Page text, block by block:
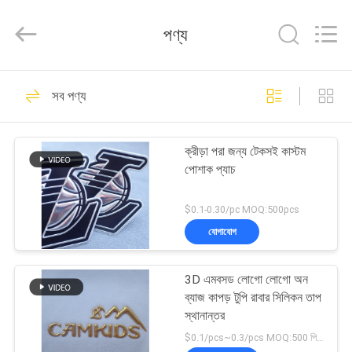
পণ্য
আমাদের
সম্পর্কে
কারখানা
ভ্রমণ
Accessories
Co.,Ltd.
Reserved.
পোশাক ট্যাগ লেবেল
38
স্ক্রিন প্রিন্টিং পোশাক লেবেল
37
পণ্য
সব পণ্য
ক্রীড়া পরা জন্য টেকসই কাস্টম
পোশাক প্যাচ
$0.1-0.30/pc MOQ:500pcs
যোগাযোগ
3D এমবসড লোগো লোগো অন
ব্যাজ কাপড় টুপি রাবার সিলিকন তাপ
স্থানান্তর